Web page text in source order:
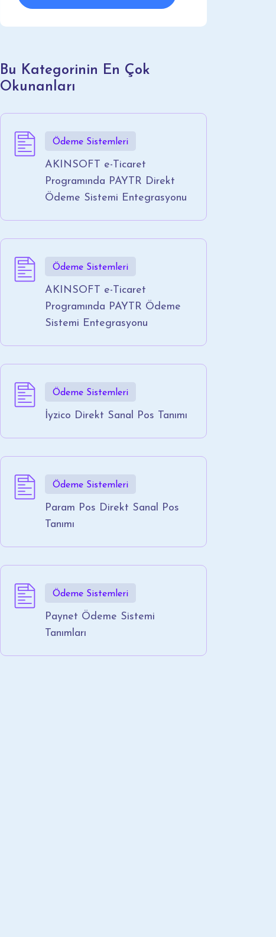
Bu Kategorinin En Çok
Okunanları
Ödeme Sistemleri
AKINSOFT e-Ticaret
Programında PAYTR Direkt
Ödeme Sistemi Entegrasyonu
Ödeme Sistemleri
AKINSOFT e-Ticaret
Programında PAYTR Ödeme
Sistemi Entegrasyonu
Ödeme Sistemleri
İyzico Direkt Sanal Pos Tanımı
Ödeme Sistemleri
Param Pos Direkt Sanal Pos
Tanımı
Ödeme Sistemleri
Paynet Ödeme Sistemi
Tanımları